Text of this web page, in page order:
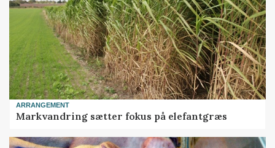
ARRANGEMENT
Markvandring sætter fokus på elefantgræs